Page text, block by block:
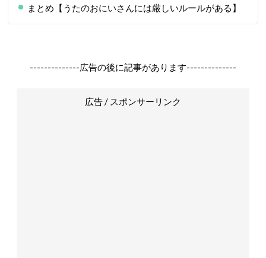
まとめ【うたのおにいさんには厳しいルールがある】
--------------広告の後に記事があります--------------
広告 / スポンサーリンク